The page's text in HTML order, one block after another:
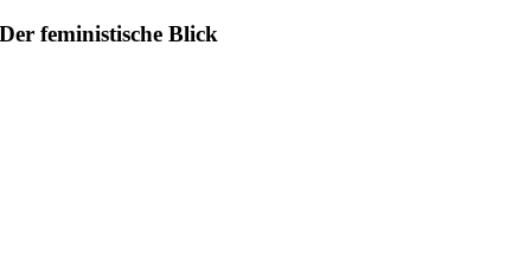
Der feministische Blick